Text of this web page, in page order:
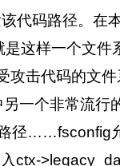
代码路径。在
是这样一个文件
攻击代码的文
另一个非常流行
路径……fsconfig
ctx-